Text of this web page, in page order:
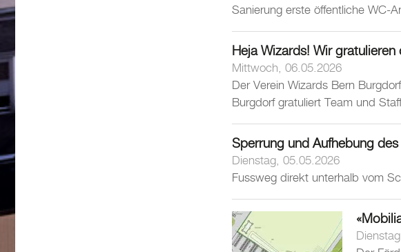
Sanierung erste öffentliche WC-
Heja Wizards! Wir
Mittwoch, 06.05.2026
Der Verein Wizards Bern
Burgdorf gratuliert Team und
Sperrung und Aufhebung
Dienstag, 05.05.2026
Fussweg direkt unterhalb vom